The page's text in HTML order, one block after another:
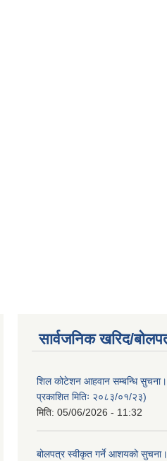
सार्वजनिक खरिद/
शिल कोटेशन आहवान सम्बन्धि
प्रकाशित मितिः २०८३/०१/२३)
मिति: 05/06/2026 - 11:32
बोलपत्र स्वीकृत गर्ने आशयको